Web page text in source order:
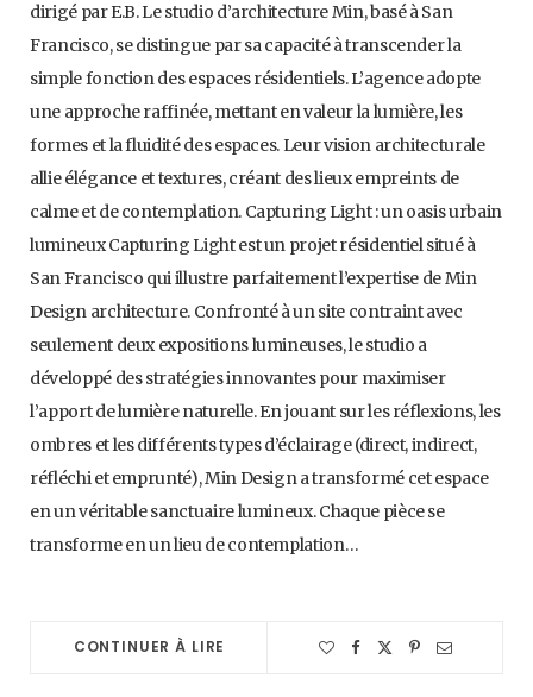
dirigé par E.B. Le studio d’architecture Min, basé à San
Francisco, se distingue par sa capacité à transcender la
simple fonction des espaces résidentiels. L’agence adopte
une approche raffinée, mettant en valeur la lumière, les
formes et la fluidité des espaces. Leur vision architecturale
allie élégance et textures, créant des lieux empreints de
calme et de contemplation. Capturing Light : un oasis urbain
lumineux Capturing Light est un projet résidentiel situé à
San Francisco qui illustre parfaitement l’expertise de Min
Design architecture. Confronté à un site contraint avec
seulement deux expositions lumineuses, le studio a
développé des stratégies innovantes pour maximiser
l’apport de lumière naturelle. En jouant sur les réflexions, les
ombres et les différents types d’éclairage (direct, indirect,
réfléchi et emprunté), Min Design a transformé cet espace
en un véritable sanctuaire lumineux. Chaque pièce se
transforme en un lieu de contemplation…
CONTINUER À LIRE